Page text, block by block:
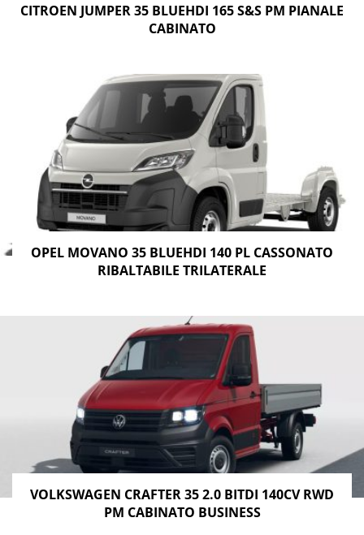
CITROEN JUMPER 35 BLUEHDI 165 S&S PM PIANALE
CABINATO
OPEL MOVANO 35 BLUEHDI 140 PL CASSONATO
RIBALTABILE TRILATERALE
VOLKSWAGEN CRAFTER 35 2.0 BITDI 140CV RWD
PM CABINATO BUSINESS